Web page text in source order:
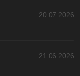
20.07.2026
21.06.2026